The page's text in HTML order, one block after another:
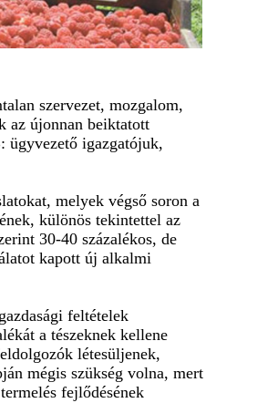
szervezet, mozgalom,
az újonnan beiktatott
ügyvezető igazgatójuk,
melyek végső soron a
különös tekintettel az
30-40 százalékos, de
kapott új alkalmi
feltételek
a tészeknek kellene
létesüljenek,
mégis szükség volna, mert
fejlődésének